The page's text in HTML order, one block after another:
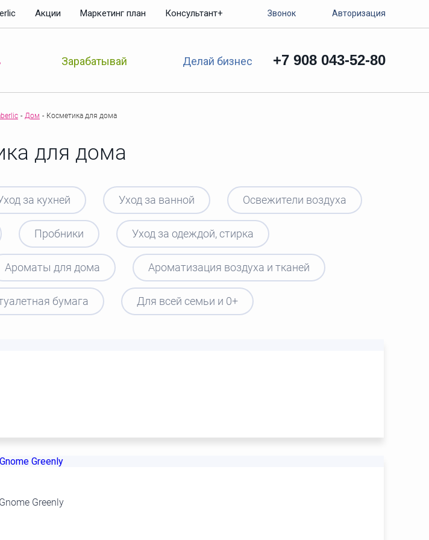
Акции Маркетинг план Консультант+ Звонок Авторизация
Зарабатывай Делай бизнес +7 908 043-52-80
- Дом - Косметика для дома
для дома
за кухней Уход за ванной Освежители воздуха
Пробники Уход за одеждой, стирка
Ароматы для дома Ароматизация воздуха и тканей
бумага Для всей семьи и 0+
Greenly